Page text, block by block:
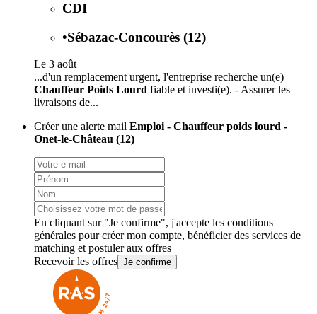
CDI
•Sébazac-Concourès (12)
Le 3 août
...d'un remplacement urgent, l'entreprise recherche un(e)
Chauffeur Poids Lourd fiable et investi(e). - Assurer les
livraisons de...
Créer une alerte mail Emploi - Chauffeur poids lourd -
Onet-le-Château (12)
En cliquant sur "Je confirme", j'accepte les conditions
générales pour créer mon compte, bénéficier des services de
matching et postuler aux offres
Recevoir les offres Je confirme